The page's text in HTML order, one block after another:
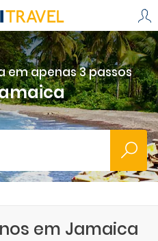
em apenas 3 passos
em Jamaica